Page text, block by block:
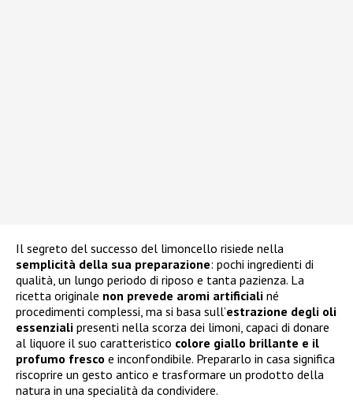
Il segreto del successo del limoncello risiede nella
semplicità della sua preparazione: pochi ingredienti di
qualità, un lungo periodo di riposo e tanta pazienza. La
ricetta originale non prevede aromi artificiali né
procedimenti complessi, ma si basa sull’estrazione degli oli
essenziali presenti nella scorza dei limoni, capaci di donare
al liquore il suo caratteristico colore giallo brillante e il
profumo fresco e inconfondibile. Prepararlo in casa significa
riscoprire un gesto antico e trasformare un prodotto della
natura in una specialità da condividere.